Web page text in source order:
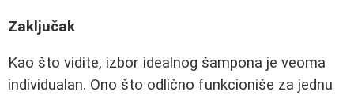
Zaključak
Kao što vidite, izbor idealnog šampona je veoma
individualan. Ono što odlično funkcioniše za jednu